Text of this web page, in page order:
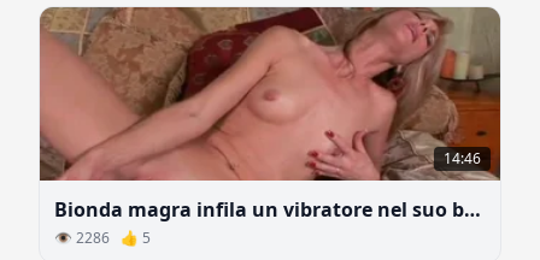
14:46
Bionda magra infila un vibratore nel suo buco stretto
👁 2286 👍 5